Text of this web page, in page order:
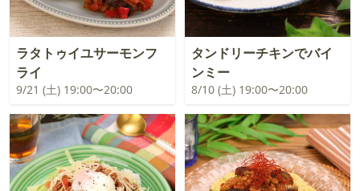
ラタトゥイユサーモンフ
ライ
9/21 (土) 19:00〜20:00
タンドリーチキンでバイ
ンミー
8/10 (土) 19:00〜20:00